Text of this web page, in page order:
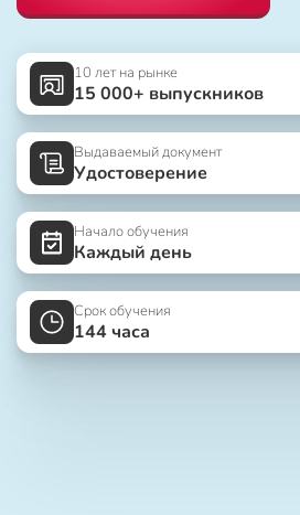
10 лет на рынке
15 000+ выпускников
Выдаваемый документ
Удостоверение
Начало обучения
Каждый день
Срок обучения
144 часа